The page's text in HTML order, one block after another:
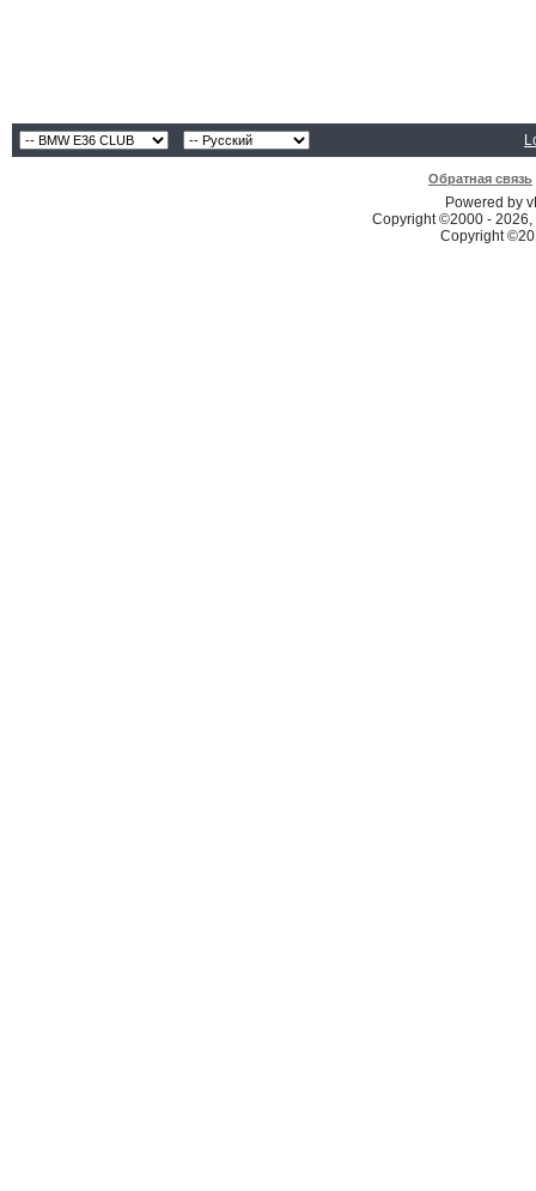
Обратная связь
Powered by
Copyright ©2000 -
Copyright